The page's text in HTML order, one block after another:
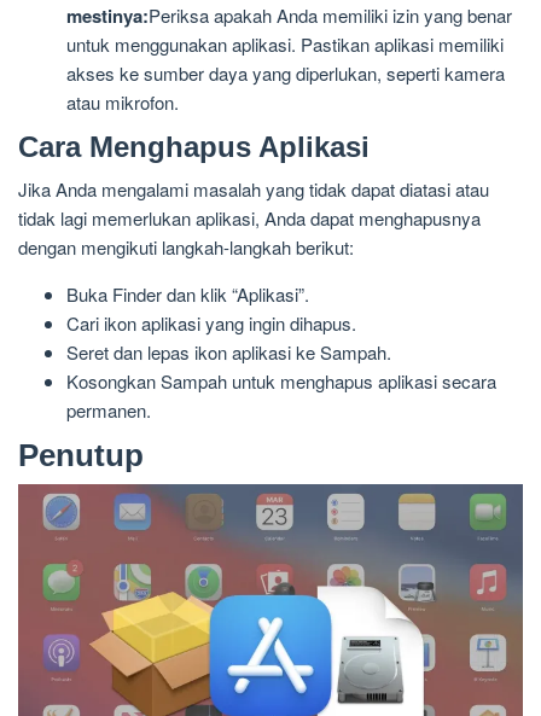
Aplikasi tidak berfungsi sebagaimana
mestinya:Periksa apakah Anda memiliki izin yang benar
untuk menggunakan aplikasi. Pastikan aplikasi memiliki
akses ke sumber daya yang diperlukan, seperti kamera
atau mikrofon.
Cara Menghapus Aplikasi
Jika Anda mengalami masalah yang tidak dapat diatasi atau
tidak lagi memerlukan aplikasi, Anda dapat menghapusnya
Buka Finder dan klik “Aplikasi”.
Cari ikon aplikasi yang ingin dihapus.
Seret dan lepas ikon aplikasi ke Sampah.
Kosongkan Sampah untuk menghapus aplikasi secara
Penutup